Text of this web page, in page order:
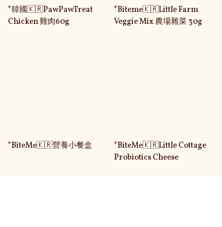
*韓國🇰🇷PawPawTreat
Chicken 雞肉60g
*Biteme🇰🇷Little Farm
Veggie Mix 農場雜菜 30g
*BiteMe🇰🇷營養小餐盒
*BiteMe🇰🇷Little Cottage
Probiotics Cheese